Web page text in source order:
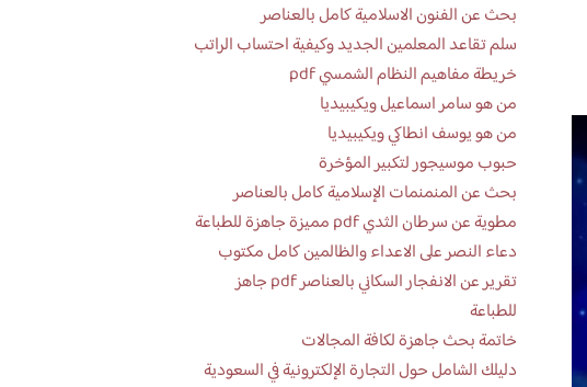
بحث عن الفنون الاسلامية كامل بالعناصر
سلم تقاعد المعلمين الجديد وكيفية احتساب الراتب
خريطة مفاهيم النظام الشمسي pdf
من هو سامر اسماعيل ويكيبيديا
من هو يوسف انطاكي ويكيبيديا
حبوب موسيجور لتكبير المؤخرة
بحث عن المنمنمات الإسلامية كامل بالعناصر
مطوية عن سرطان الثدي pdf مميزة جاهزة للطباعة
دعاء النصر على الاعداء والظالمين كامل مكتوب
تقرير عن الانفجار السكاني بالعناصر pdf جاهز
للطباعة
خاتمة بحث جاهزة لكافة المجالات
دليلك الشامل حول التجارة الإلكترونية في السعودية